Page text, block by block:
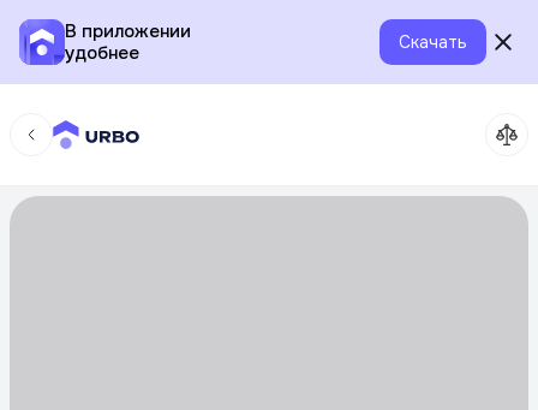
В приложении
удобнее
Скачать